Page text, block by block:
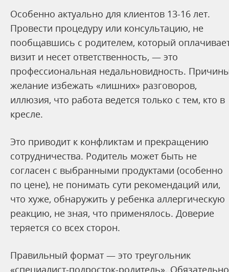
Особенно актуально для клиентов 13-16 лет.
Провести процедуру или консультацию, не
пообщавшись с родителем, который
визит и несет ответственность, — это
профессиональная недальновидность.
желание избежать «лишних» разговоров,
иллюзия, что работа ведется только с тем, кто в
кресле.
Это приводит к конфликтам и прекращению
сотрудничества. Родитель может быть не
согласен с выбранными продуктами (особенно
по цене), не понимать сути рекомендаций или,
что хуже, обнаружить у ребенка аллергическую
реакцию, не зная, что применялось. Доверие
теряется со всех сторон.
Правильный формат — это треугольник
«специалист-подросток-родитель». Обязательно